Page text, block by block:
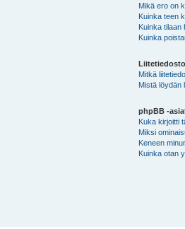
Mikä ero on
Kuinka teen
Kuinka tilaan
Kuinka
Mitkä
Mistä löydän
phpBB -
Kuka kirjoitti
Miksi
Keneen
Kuinka otan